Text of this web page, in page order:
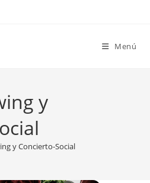
Menú
y
y Concierto-Social